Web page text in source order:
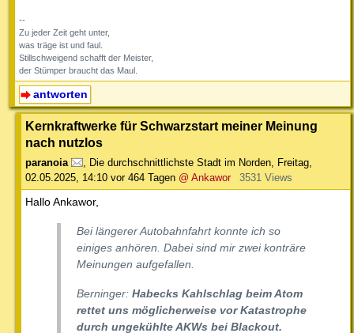
--
Zu jeder Zeit geht unter,
was träge ist und faul.
Stillschweigend schafft der Meister,
der Stümper braucht das Maul.
antworten
Kernkraftwerke für Schwarzstart meiner Meinung
nach nutzlos
paranoia Die durchschnittlichste Stadt im Norden
Freitag,
02.05.2025, 14:10 vor 464 Tagen @ Ankawor 3531 Views
Hallo Ankawor,
Bei längerer Autobahnfahrt konnte ich so
einiges anhören. Dabei sind mir zwei konträre
Meinungen aufgefallen.
Berninger: Habecks Kahlschlag beim Atom
rettet uns möglicherweise vor Katastrophe
durch ungekühlte AKWs bei Blackout.